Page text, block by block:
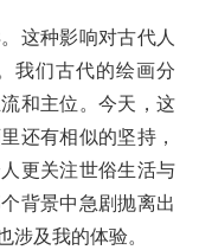
这种影响对古代人
我们古代的绘画分
和主位。今天，这
还有相似的坚持，
更关注世俗生活与
背景中急剧抛离出
及我的体验。